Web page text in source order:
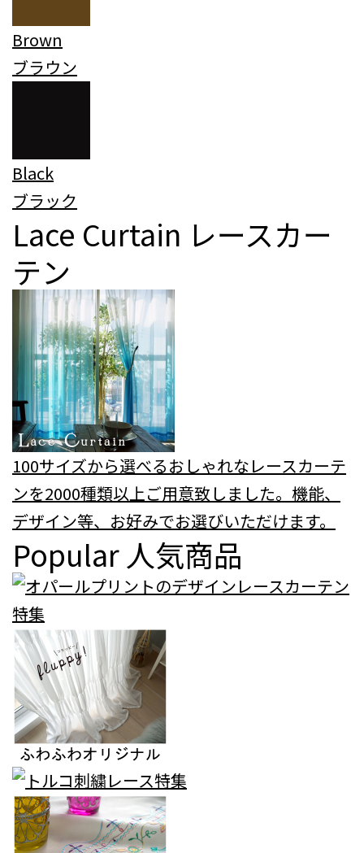
Brown
ブラウン
Black
ブラック
Lace Curtain レースカー
テン
100サイズから選べるおしゃれなレースカーテ
ンを2000種類以上ご用意致しました。機能、
デザイン等、お好みでお選びいただけます。
Popular 人気商品